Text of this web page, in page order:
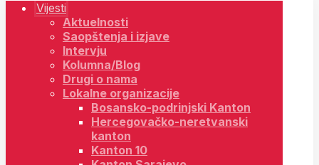
Vijesti
Aktuelnosti
Saopštenja i izjave
Intervju
Kolumna/Blog
Drugi o nama
Lokalne organizacije
Bosansko-podrinjski Kanton
Hercegovačko-neretvanski
kanton
Kanton 10